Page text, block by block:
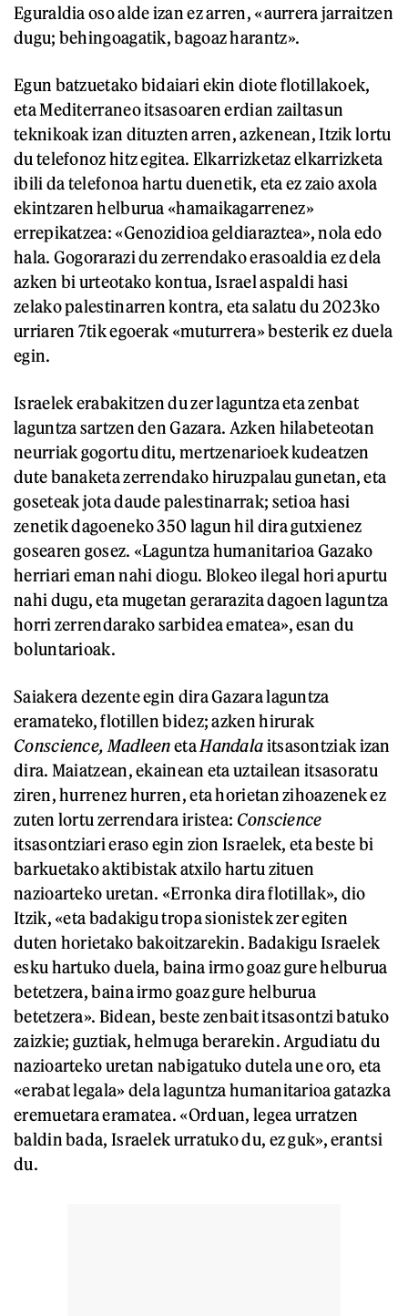
Eguraldia oso alde izan ez arren, «aurrera jarraitzen
dugu; behingoagatik, bagoaz harantz».
Egun batzuetako bidaiari ekin diote flotillakoek,
eta Mediterraneo itsasoaren erdian zailtasun
teknikoak izan dituzten arren, azkenean, Itzik lortu
du telefonoz hitz egitea. Elkarrizketaz elkarrizketa
ibili da telefonoa hartu duenetik, eta ez zaio axola
ekintzaren helburua «hamaikagarrenez»
errepikatzea: «Genozidioa geldiaraztea», nola edo
hala. Gogorarazi du zerrendako erasoaldia ez dela
azken bi urteotako kontua, Israel aspaldi hasi
zelako palestinarren kontra, eta salatu du 2023ko
urriaren 7tik egoerak «muturrera» besterik ez duela
egin.
Israelek erabakitzen du zer laguntza eta zenbat
laguntza sartzen den Gazara. Azken hilabeteotan
neurriak gogortu ditu, mertzenarioek kudeatzen
dute banaketa zerrendako hiruzpalau gunetan, eta
goseteak jota daude palestinarrak; setioa hasi
zenetik dagoeneko 350 lagun hil dira gutxienez
gosearen gosez. «Laguntza humanitarioa Gazako
herriari eman nahi diogu. Blokeo ilegal hori apurtu
nahi dugu, eta mugetan gerarazita dagoen laguntza
horri zerrendarako sarbidea ematea», esan du
boluntarioak.
Saiakera dezente egin dira Gazara laguntza
eramateko, flotillen bidez; azken hirurak
Conscience, MadleenetaHandalaitsasontziak izan
dira. Maiatzean, ekainean eta uztailean itsasoratu
ziren, hurrenez hurren, eta horietan zihoazenek ez
zuten lortu zerrendara iristea: Conscience
itsasontziari eraso egin zion Israelek, eta beste bi
barkuetako aktibistak atxilo hartu zituen
nazioarteko uretan. «Erronka dira flotillak», dio
Itzik, «eta badakigu tropa sionistek zer egiten
duten horietako bakoitzarekin. Badakigu Israelek
esku hartuko duela, baina irmo goaz gure helburua
betetzera, baina irmo goaz gure helburua
betetzera». Bidean, beste zenbait itsasontzi batuko
zaizkie; guztiak, helmuga berarekin. Argudiatu du
nazioarteko uretan nabigatuko dutela une oro, eta
«erabat legala» dela laguntza humanitarioa gatazka
eremuetara eramatea. «Orduan, legea urratzen
baldin bada, Israelek urratuko du, ez guk», erantsi
du.